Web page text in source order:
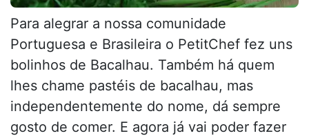
Para alegrar a nossa comunidade
Portuguesa e Brasileira o PetitChef fez uns
bolinhos de Bacalhau. Também há quem
lhes chame pastéis de bacalhau, mas
independentemente do nome, dá sempre
gosto de comer. E agora já vai poder fazer